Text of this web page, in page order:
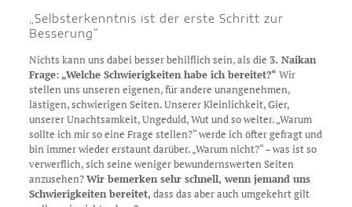
„Selbsterkenntnis ist der erste Schritt zur
Besserung“
Nichts kann uns dabei besser behilflich sein, als die 3. Naikan
Frage: „Welche Schwierigkeiten habe ich bereitet?“ Wir
stellen uns unseren eigenen, für andere unangenehmen,
lästigen, schwierigen Seiten. Unserer Kleinlichkeit, Gier,
unserer Unachtsamkeit, Ungeduld, Wut und so weiter. „Warum
sollte ich mir so eine Frage stellen?“ werde ich öfter gefragt und
bin immer wieder erstaunt darüber. „Warum nicht?“ – was ist so
verwerflich, sich seine weniger bewundernswerten Seiten
anzusehen?Wir bemerken sehr schnell, wenn jemand uns
Schwierigkeiten bereitet, dass das aber auch umgekehrt gilt